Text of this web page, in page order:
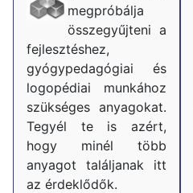
megpróbálja
összegyűjteni a
fejlesztéshez,
gyógypedagógiai és
logopédiai munkához
szükséges anyagokat.
Tegyél te is azért,
hogy minél több
anyagot találjanak itt
az érdeklődők.